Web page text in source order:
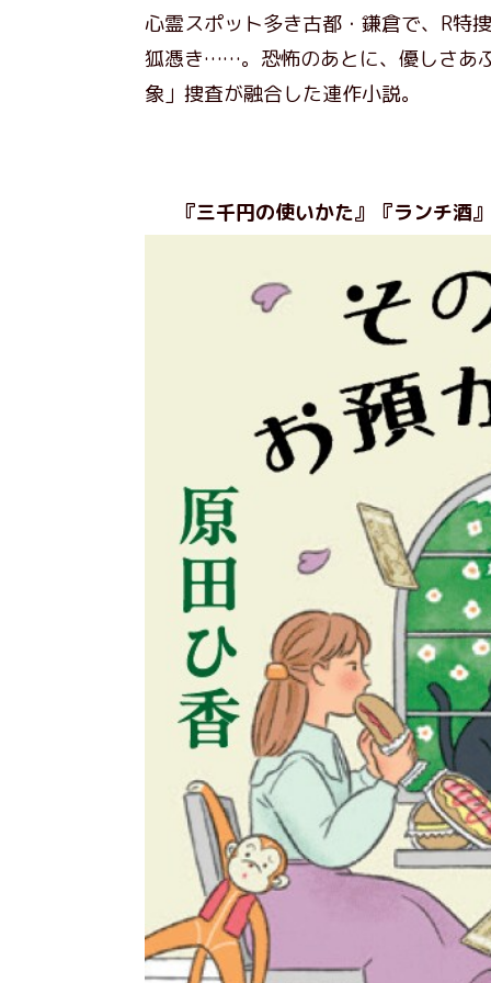
心霊スポット多き古都・鎌倉で、R特
狐憑き……。恐怖のあとに、優しさあ
象」捜査が融合した連作小説。
『三千円の使いかた』『ランチ酒